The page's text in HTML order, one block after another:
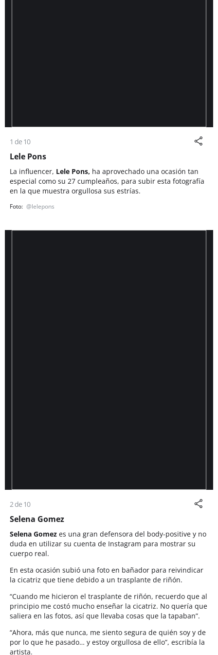
1 de 10
Lele Pons
La influencer, Lele Pons, ha aprovechado una ocasión tan
especial como su 27 cumpleaños, para subir esta fotografía
en la que muestra orgullosa sus estrías.
@lelepons
2 de 10
Selena Gomez
Selena Gomez es una gran defensora del body-positive y no
duda en utilizar su cuenta de Instagram para mostrar su
cuerpo real.
En esta ocasión subió una foto en bañador para reivindicar
la cicatriz que tiene debido a un trasplante de riñón.
“Cuando me hicieron el trasplante de riñón, recuerdo que al
principio me costó mucho enseñar la cicatriz. No quería que
saliera en las fotos, así que llevaba cosas que la tapaban”.
“Ahora, más que nunca, me siento segura de quién soy y de
por lo que he pasado… y estoy orgullosa de ello”, escribía la
artista.